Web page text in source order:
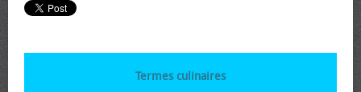
Termes culinaires